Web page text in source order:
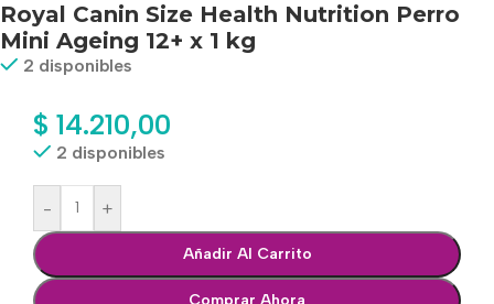
Royal Canin Size Health Nutrition Perro
Mini Ageing 12+ x 1 kg
2 disponibles
$ 14.210,00
2 disponibles
- +
Añadir Al Carrito